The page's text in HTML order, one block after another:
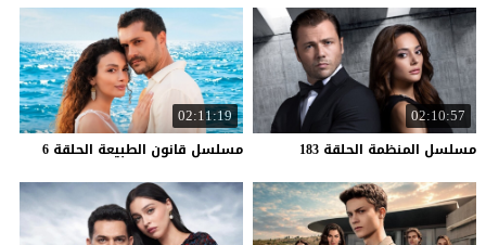
02:10:57
مسلسل المنظمة الحلقة 183
02:11:19
مسلسل قانون الطبيعة الحلقة 6